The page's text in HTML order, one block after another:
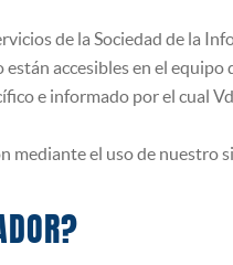
de la Sociedad de la
accesibles en el
e informado por el cual
mediante el uso de nuestro